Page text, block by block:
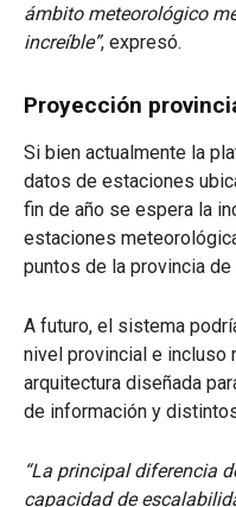
ámbito meteorológico
increíble”, expresó.
Proyección
Si bien actualmente la
datos de estaciones
fin de año se espera la
estaciones
puntos de la provincia de
A futuro, el sistema
nivel provincial e incluso
arquitectura diseñada
de información y
“La principal diferencia
capacidad de